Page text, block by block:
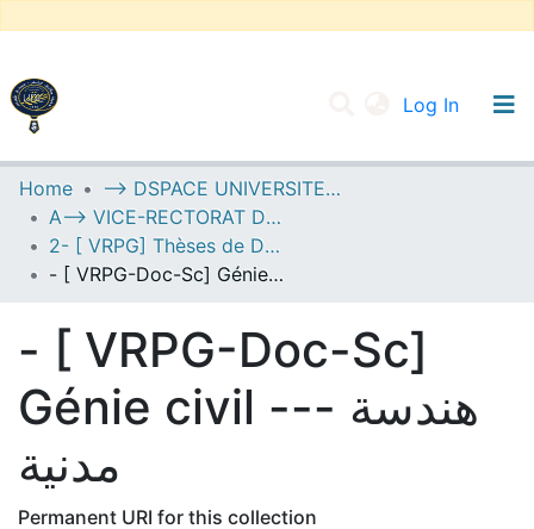
Log In
UNIVERSITY OF D.L SIDI BEL ABBES
Communities & Collections
All of DSpace
Home
--> DSPACE UNIVERSITE DJILALLI LIABES DE SIDI BEL ABBES
A--> VICE-RECTORAT DE LA POST-GRADUATION
2- [ VRPG] Thèses de Doctorat en Sciences
- [ VRPG-Doc-Sc] Génie civil --- هندسة مدنية
- [ VRPG-Doc-Sc]
Génie civil --- هندسة
مدنية
Permanent URI for this collection